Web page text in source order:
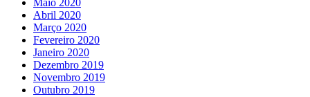
Maio 2020
Abril 2020
Março 2020
Fevereiro 2020
Janeiro 2020
Dezembro 2019
Novembro 2019
Outubro 2019